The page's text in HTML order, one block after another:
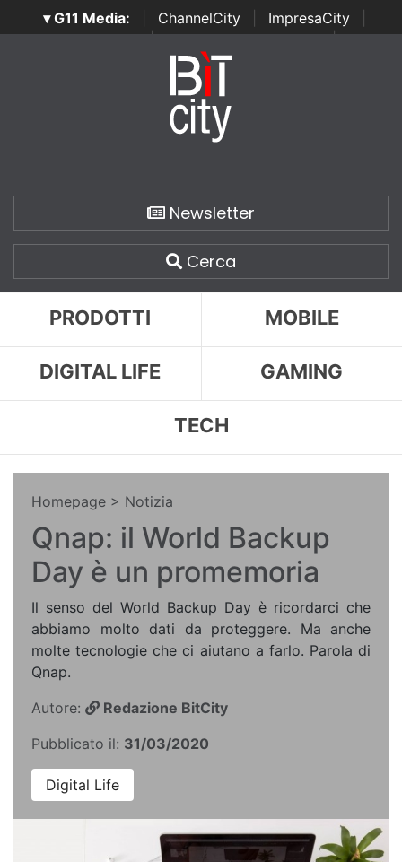
▾ G11 Media: ChannelCity ImpresaCity
SecurityOpenLab | Italian Channel Awards | Italian
Italian Security Awards
Newsletter
Cerca
PRODOTTI MOBILE
DIGITAL LIFE GAMING
TECH
Homepage > Notizia
Qnap: il World Backup
Day è un promemoria
Il senso del World Backup Day è ricordarci che
abbiamo molto dati da proteggere. Ma anche
molte tecnologie che ci aiutano a farlo. Parola di
Qnap.
Autore:
Redazione BitCity
Pubblicato il: 31/03/2020
Digital Life